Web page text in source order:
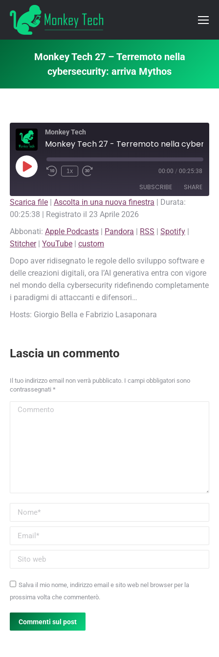
Monkey Tech 27 – Terremoto nella
cybersecurity: arriva Mythos
Monkey Tech
Play
Episode
1x 00:00 / 00:25:38
SUBSCRIBE SHARE
Apple Podcasts Pandora
RSS Spotify
Stitcher
custom
RSS FEED
SHARE
LINK
Scarica file | Ascolta in una nuova finestra | Durata:
00:25:38 | Registrato il 23 Aprile 2026
Abbonati: Apple Podcasts | Pandora | RSS | Spotify |
Stitcher| YouTube | custom
Dopo aver ridisegnato le regole dello sviluppo software e
delle creazioni digitali, ora l’AI generativa entra con vigore
nel mondo della cybersecurity ridefinendo completamente
i paradigmi di attaccanti e difensori…
Hosts: Giorgio Bella e Fabrizio Lasaponara
Lascia un commento
Il tuo indirizzo email non verrà pubblicato. I campi obbligatori sono
contrassegnati *
Commento
Nome *
Email *
Sito web
Salva il mio nome, indirizzo email e sito web nel browser per la
prossima volta che commenterò.
Commenti sul post